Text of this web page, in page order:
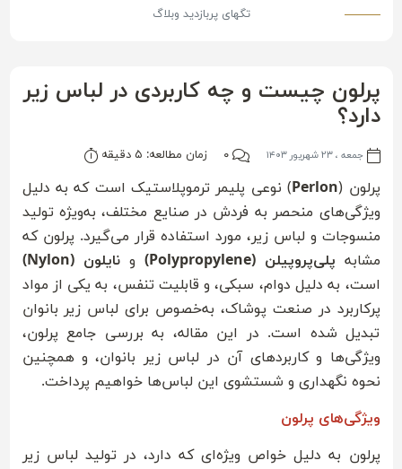
تگ‎های پربازدید وبلاگ
پرلون چیست و چه کاربردی در لباس زیر
دارد؟
جمعه ، ۲۳ شهریور ۱۴۰۳ ۰ زمان مطالعه: ۵ دقیقه
پرلون (Perlon) نوعی پلیمر ترموپلاستیک است که به دلیل
ویژگی‌های منحصر به فردش در صنایع مختلف، به‌ویژه تولید
منسوجات و لباس زیر، مورد استفاده قرار می‌گیرد. پرلون که
مشابه پلی‌پروپیلن (Polypropylene) ونایلون (Nylon)
است، به دلیل دوام، سبکی، و قابلیت تنفس، به یکی از مواد
پرکاربرد در صنعت پوشاک، به‌خصوص برای لباس زیر بانوان
تبدیل شده است. در این مقاله، به بررسی جامع پرلون،
ویژگی‌ها و کاربردهای آن در لباس زیر بانوان، و همچنین
نحوه نگهداری و شستشوی این لباس‌ها خواهیم پرداخت.
ویژگی‌های پرلون
پرلون به دلیل خواص ویژه‌ای که دارد، در تولید لباس زیر